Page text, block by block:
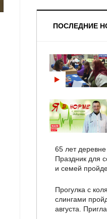
ПОСЛЕДНИЕ
65 лет деревне
Праздник для
и семей
Прогулка с
слингами
августа.